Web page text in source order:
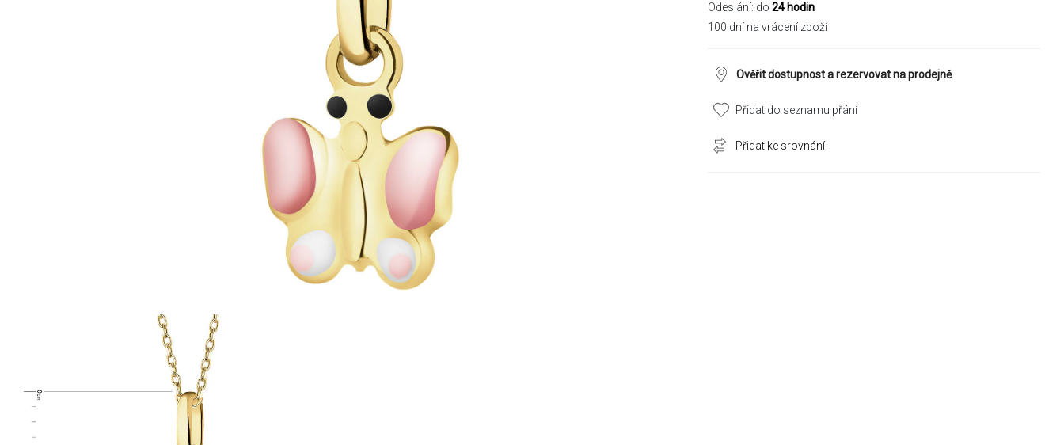
Odeslání: do 24 hodin
100 dní na vrácení zboží
Ověřit dostupnost a rezervovat na prodejně
Přidat do seznamu přání
Přidat ke srovnání